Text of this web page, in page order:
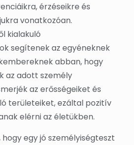
érzéseikre és
vonatkozóan.
kialakuló
segítenek az egyéneknek
abban, hogy
az adott személy
az erősségeiket és
területeiket, ezáltal pozitív
elérni az életükben.
egy jó személyiségteszt